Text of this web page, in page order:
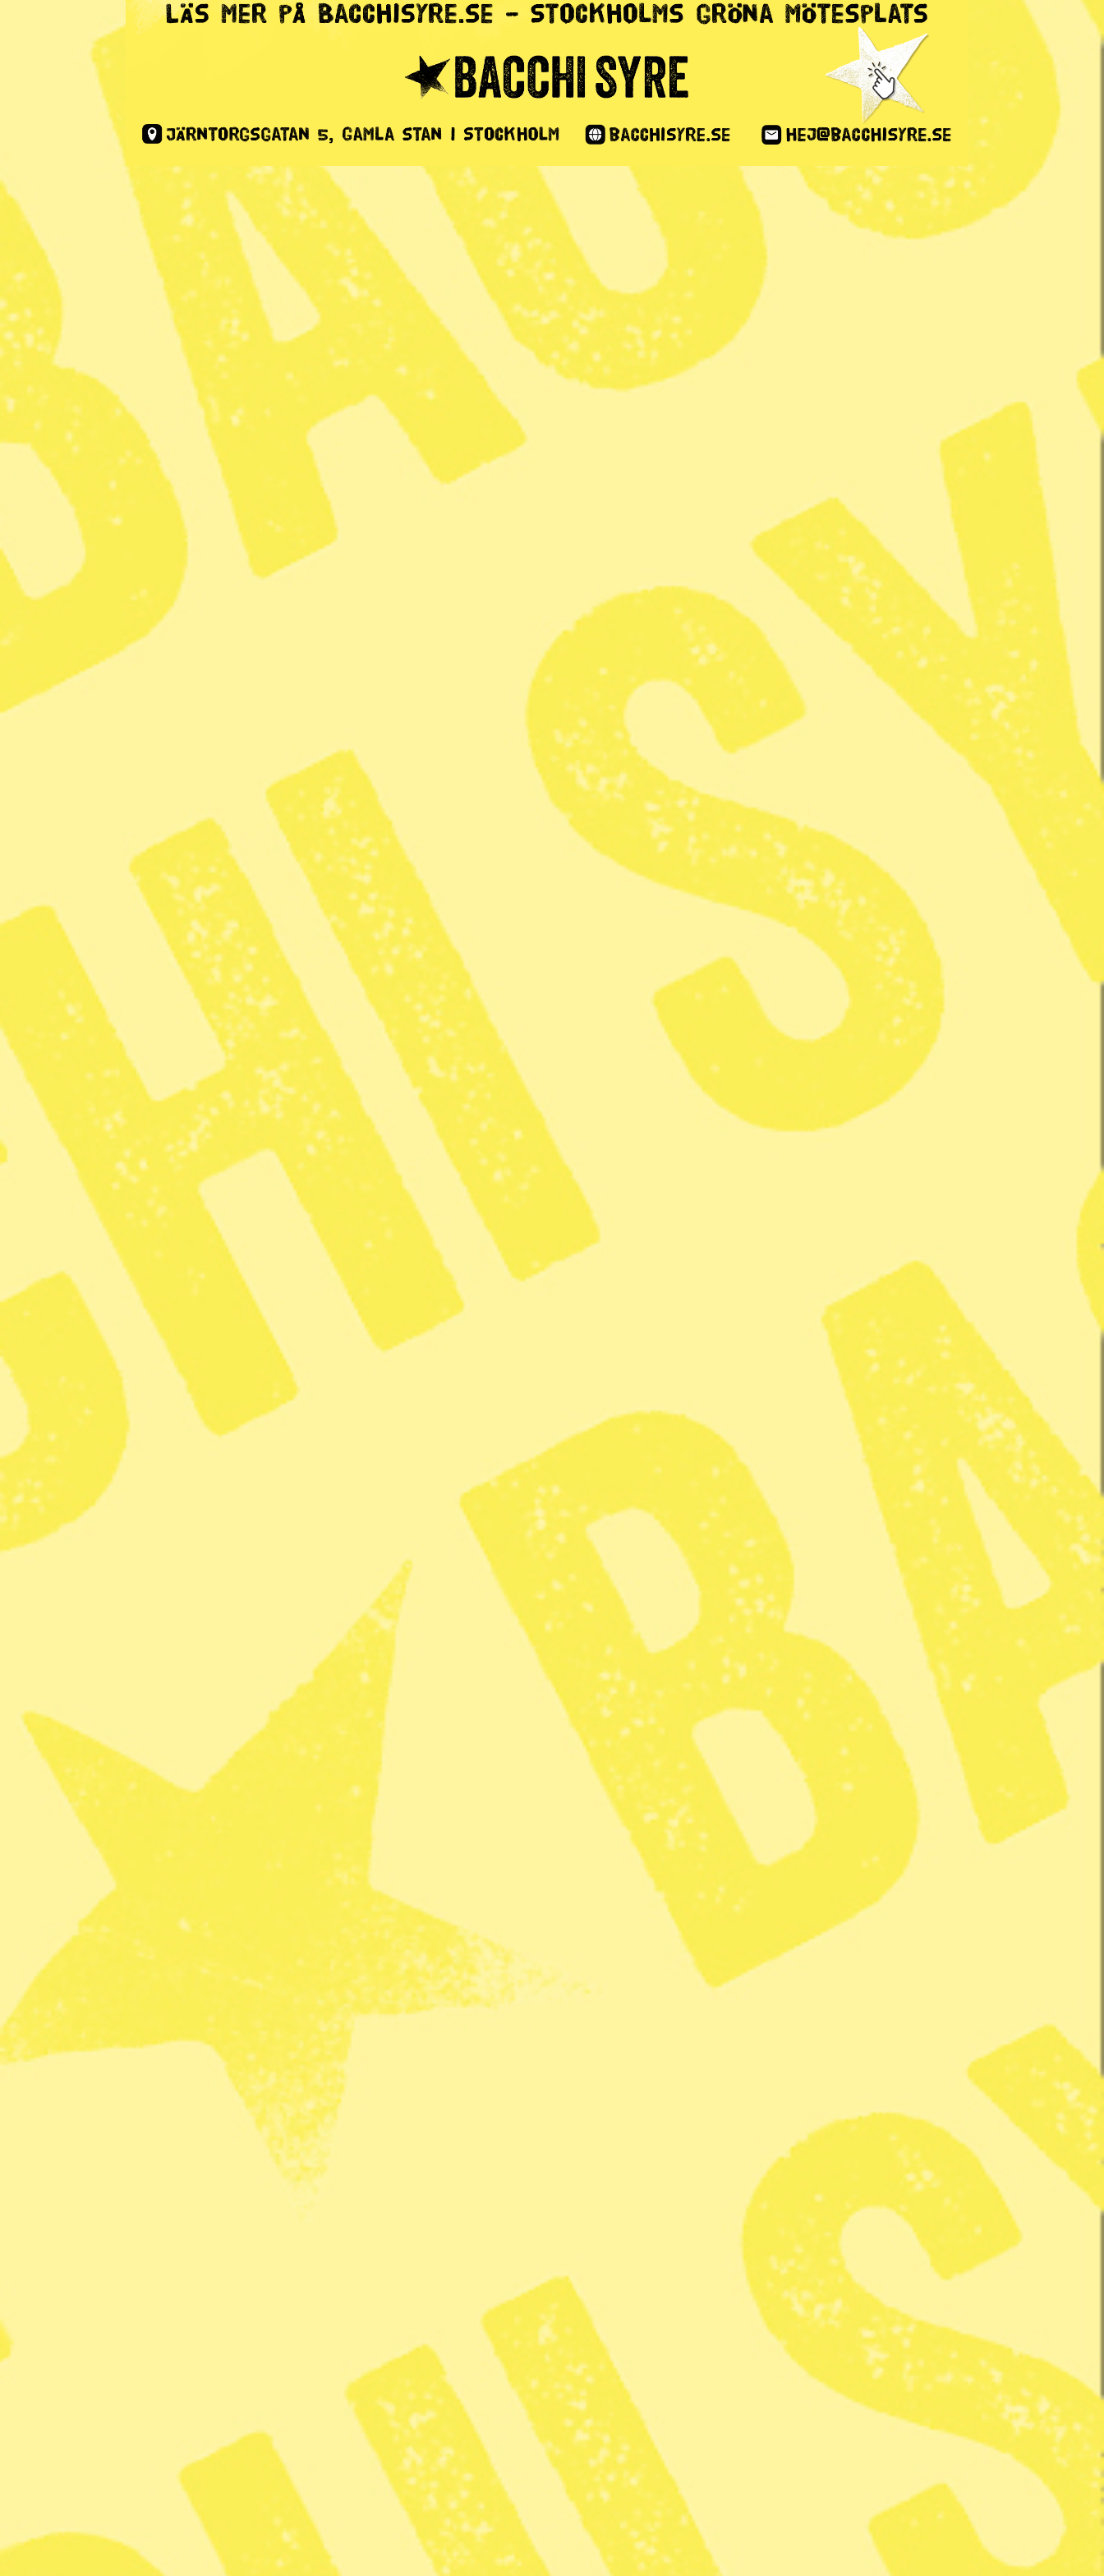
På gång i Stockholm
Publicerad 2018-10-04 5 min lästid
Hasse Holmberg/TT | Bollhusgränd i Gamla stan.
Anna Velander Gisslén Fler artiklar av skribenten
Dela
5 oktober
Spökvandring: Besök spökplatser
Vandring i Gamla stans gränder. Hör om Vita frun och blodet i Kåkbrinken, möt
pestläkaren och se upp för giftmördare och mylingar. Turen leds av erfaren guide i
medeltida kostym.
Tid: 19.00–19.50
Plats: Exakt plats meddelas vid bokning.
Kostnad: 100 kronor.
6 oktober
Sport: Spring för psykisk hälsa
Fysisk aktivitet kan bidra till att både förebygga och behandla psykisk ohälsa.
Spring, gå, jogga eller lunka ett lopp på fem kilometer i syfte att synliggöra fysisk
aktivitets betydelse för vår psykiska hälsa. Allt överskott går oavkortat till
psykiatrisk forskning.
Tid: 13.00–17.00
Plats: Sjöhistoriska, Djurgårdsbrunns-vägen 24
Kostnad: 200 kronor.
Loppis: Brokigt på Karlaplan
En myllrande och brokig marknad där vad som helst kan vara till salu. Fynda eller
Höstmarknad: Musta egna äpplen
En blandning av konsthantverk, keramik, textilier och närproducerade delikatesser,
säsongens växter och pumpor finns också. Möjlighet att göra äppelmust av
medhavda äpplen och sortbestämning av äpplen av trädgårdsmästare.
Tid: 10.00–17.00
Plats: Zetas trädgård, Blombacken 2, 14170 Segeltorp
Kostnad: Gratis.
Ta med egna äpplen och musta.Foto: Johan Nilsson/TT
Barn: Nobelpris och pyssel
Fira de nya Nobelprisen på Nobelmuseet! Gör naturvetenskapliga experiment i
verkstaden eller pyssla på fredstema.
Tid: 6 okt 13–16 och 7 okt 11–14
Plats: Nobelmuseum, Stortorget 2
Kostnad: från 200 kronor.
7 oktober
Samtal: Hjärta möter hjärna
Effektiv altruism är en folkrörelse som kombinerar hjärtat och hjärnan, empati som
styrs av rationalitet. Kom och prata med andra likasinnade över en fika. Allmän
info för nya, tillfälle att bli introducerad till EA och att ställa frågor.
Tid: 15.00–16.30
Plats: Paradiset, Brännkyrkagatan 62–64
Kostnad: Gratis, fika till försäljning.
om Engelsfors, är nominerad till Nordiska rådets barn- och ungdomslitteraturpris
2018. Hon samtalar om sitt författarskap med Sofia Flodin från Science fiction-
Plats: Nordiska museet, Djurgårdsvägen 6-16
Kostnad: 120 kronor för en dagsbiljett, ingår i Nordiska museets ordinarie
8 oktober
Föreläsning: Upplevelser av förtryck
Hör Arkan Asaad, som själv har egna erfarenheter av att bli bortgift vid 18 års
ålder, tala om kärlek, svek och rätten att välja sitt liv. Han har skrivit tre böcker om
kärlek, sanning, drömmar, svek och frihet. Det bjuds på matig macka.
ANNONS